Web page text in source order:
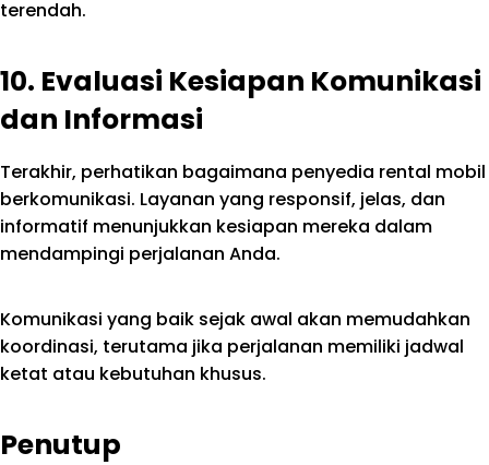
terendah.
10. Evaluasi Kesiapan Komunikasi
dan Informasi
Terakhir, perhatikan bagaimana penyedia rental mobil
berkomunikasi. Layanan yang responsif, jelas, dan
informatif menunjukkan kesiapan mereka dalam
mendampingi perjalanan Anda.
Komunikasi yang baik sejak awal akan memudahkan
koordinasi, terutama jika perjalanan memiliki jadwal
ketat atau kebutuhan khusus.
Penutup